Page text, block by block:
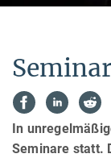
In
Seminare statt.